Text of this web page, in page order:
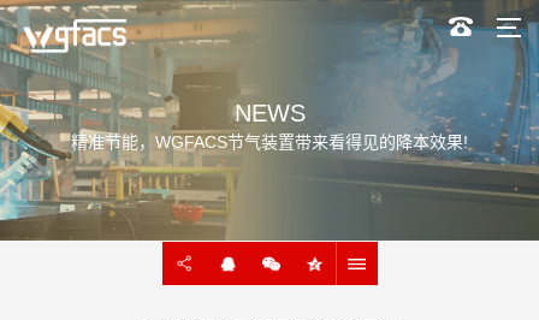
NEWS
精准节能，WGFACS节气装置带来看得见的降本效果!